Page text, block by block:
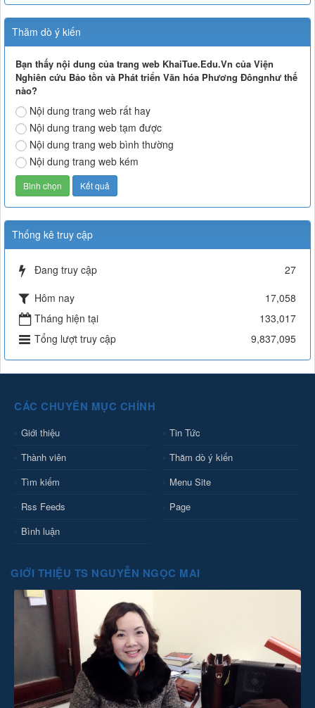
Thăm dò ý kiến
Bạn thấy nội dung của trang web KhaiTue.Edu.Vn của Viện
Nghiên cứu Bảo tồn và Phát triển Văn hóa Phương Đôngnhư thế
nào?
Nội dung trang web rất hay
Nội dung trang web tạm được
Nội dung trang web bình thường
Nội dung trang web kém
Thống kê truy cập
Đang truy cập
27
Hôm nay
17,058
Tháng hiện tại
133,017
Tổng lượt truy cập
9,837,095
CÁC CHUYÊN MỤC CHÍNH
Giới thiệu
Tin Tức
Thành viên
Thăm dò ý kiến
Tìm kiếm
Menu Site
Rss Feeds
Page
Bình luận
GIỚI THIỆU TS NGUYỄN NGỌC MAI